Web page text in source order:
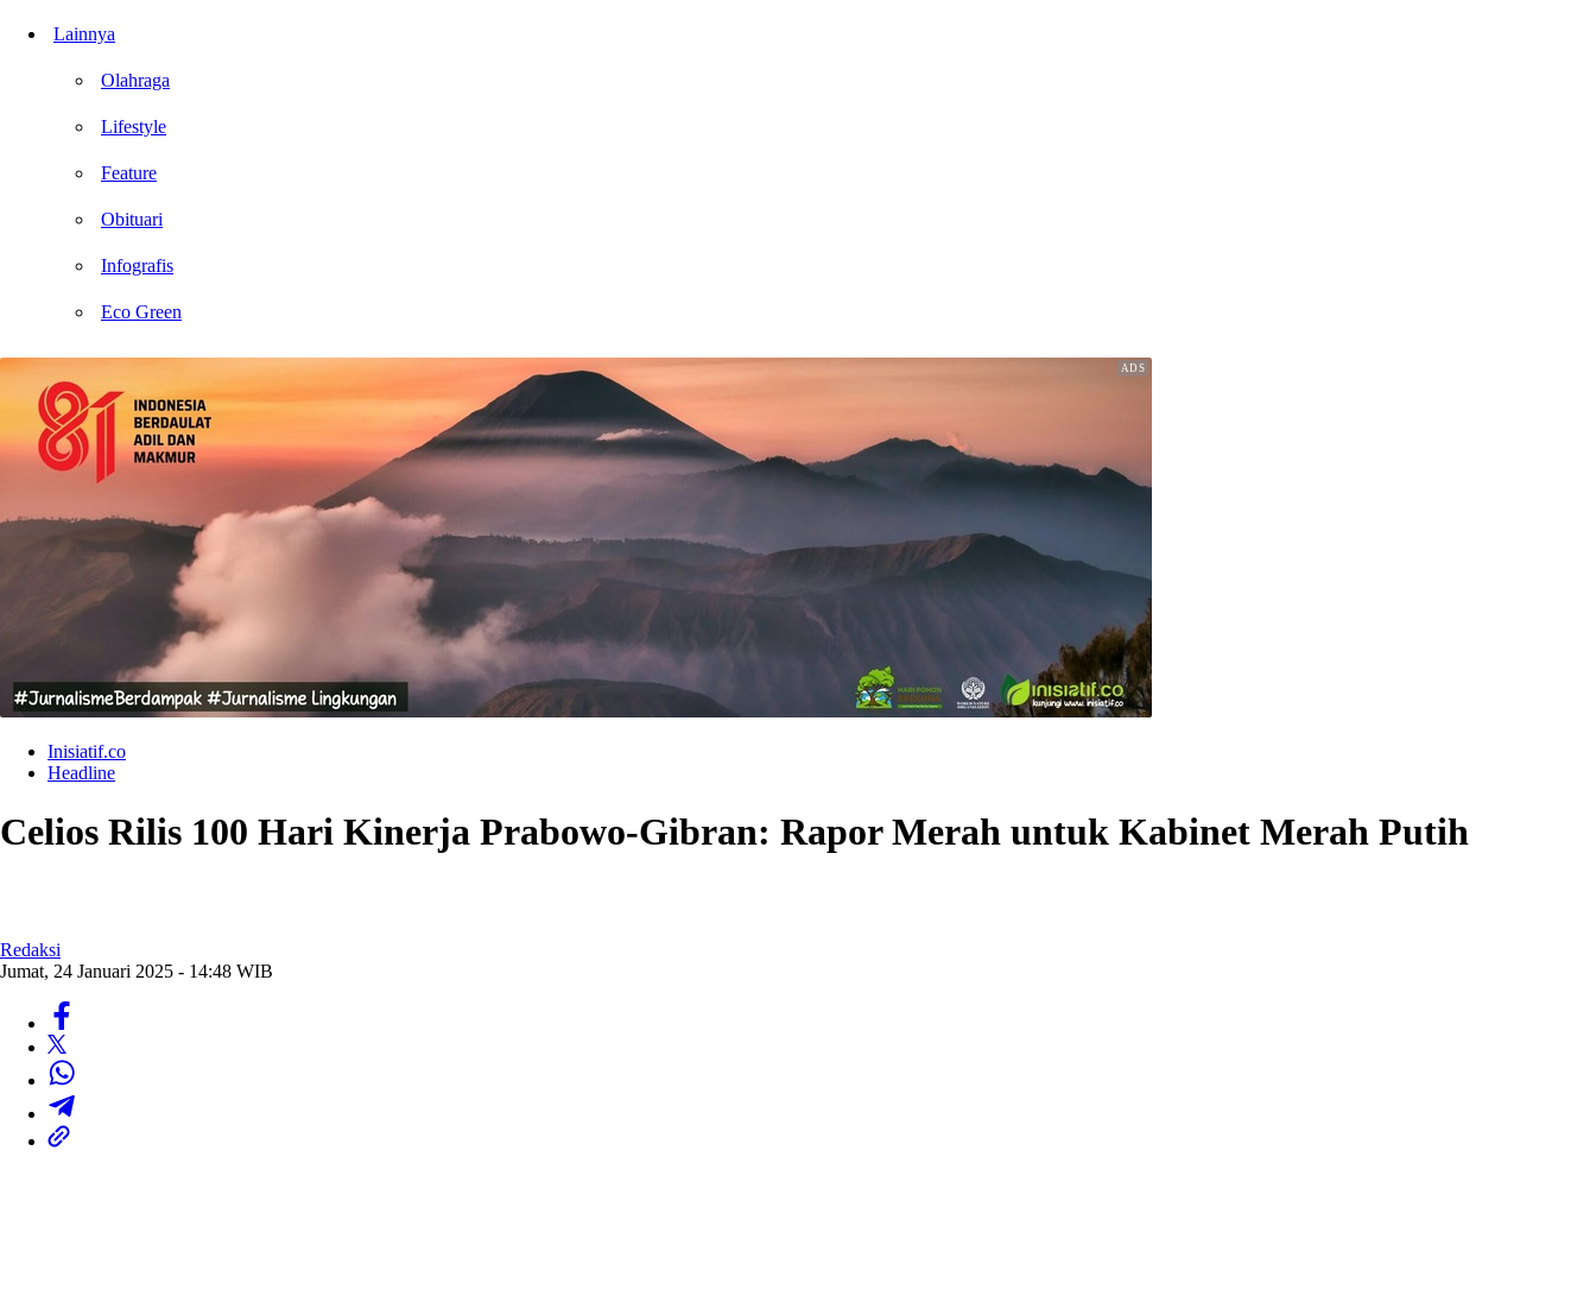
Lainnya
Olahraga
Lifestyle
Feature
Obituari
Infografis
Eco Green
Inisiatif.co
Headline
Celios Rilis 100 Hari Kinerja Prabowo-Gibran: Rapor Merah untuk Kabinet Merah Putih
Redaksi
Jumat, 24 Januari 2025 - 14:48 WIB